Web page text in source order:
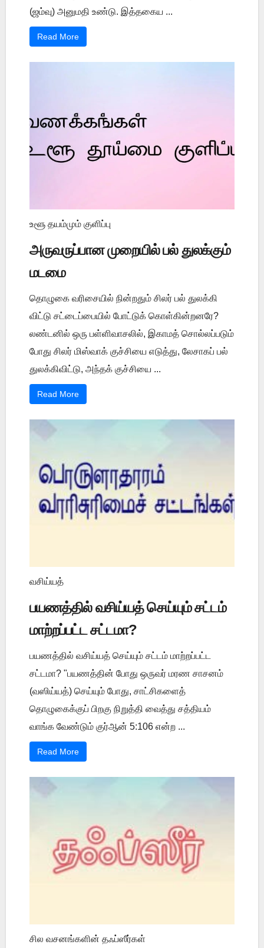
(ஜம்வு) அனுமதி உண்டு. இத்தகைய ...
Read More
உளூ தயம்மும் குளிப்பு
அருவருப்பான முறையில் பல் துலக்கும்
மடமை
தொழுகை வரிசையில் நின்றதும் சிலர் பல் துலக்கி
விட்டு சட்டைப்பையில் போட்டுக் கொள்கின்றனரே?
லண்டனில் ஒரு பள்ளிவாசலில், இகாமத் சொல்லப்படும்
போது சிலர் மிஸ்வாக் குச்சியை எடுத்து, லேசாகப் பல்
துலக்கிவிட்டு, அந்தக் குச்சியை ...
Read More
வசிய்யத்
பயணத்தில் வசிய்யத் செய்யும் சட்டம்
மாற்றப்பட்ட சட்டமா?
பயணத்தில் வசிய்யத் செய்யும் சட்டம் மாற்றப்பட்ட
சட்டமா? "பயணத்தின் போது ஒருவர் மரண சாசனம்
(வஸிய்யத்) செய்யும் போது, சாட்சிகளைத்
தொழுகைக்குப் பிறகு நிறுத்தி வைத்து சத்தியம்
வாங்க வேண்டும் குர்ஆன் 5:106 என்ற ...
Read More
சில வசனங்களின் தஃப்ஸீர்கள்